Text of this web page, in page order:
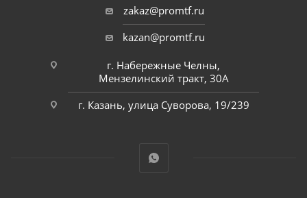
zakaz@promtf.ru
kazan@promtf.ru
г. Набережные Челны,
Мензелинский тракт, 30А
г. Казань, улица Суворова, 19/239